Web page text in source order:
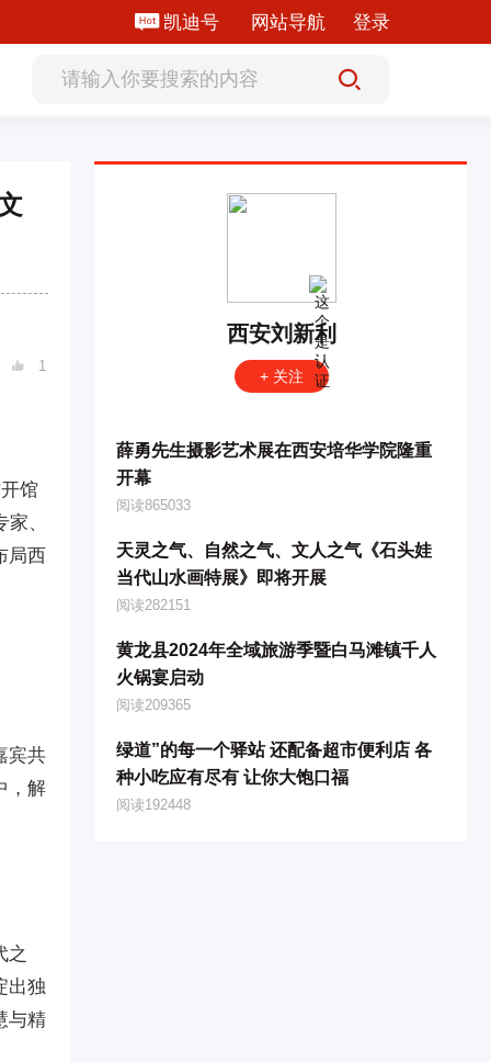
凯迪号 网站导航 登录
 1
馆
、
局西
宾共
，解
之
出独
与精
西安刘新利
+ 关注
薛勇先生摄影艺术展在西安培华学院隆重
开幕
阅读865033
天灵之气、自然之气、文人之气《石头娃
当代山水画特展》即将开展
阅读282151
黄龙县2024年全域旅游季暨白马滩镇千人
火锅宴启动
阅读209365
绿道”的每一个驿站 还配备超市便利店 各
种小吃应有尽有 让你大饱口福
阅读192448